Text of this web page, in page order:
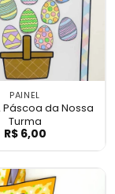
PAINEL
Páscoa da Nossa
Turma
Cartaz A
R$6,00